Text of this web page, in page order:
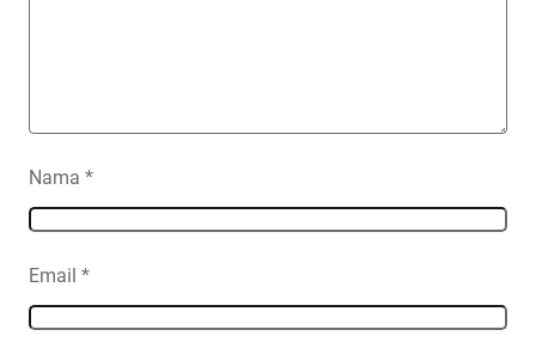
Nama *
Email *